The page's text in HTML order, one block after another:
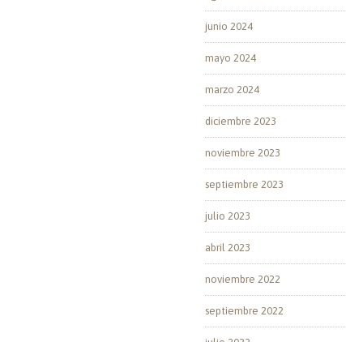
junio 2024
mayo 2024
marzo 2024
diciembre 2023
noviembre 2023
septiembre 2023
julio 2023
abril 2023
noviembre 2022
septiembre 2022